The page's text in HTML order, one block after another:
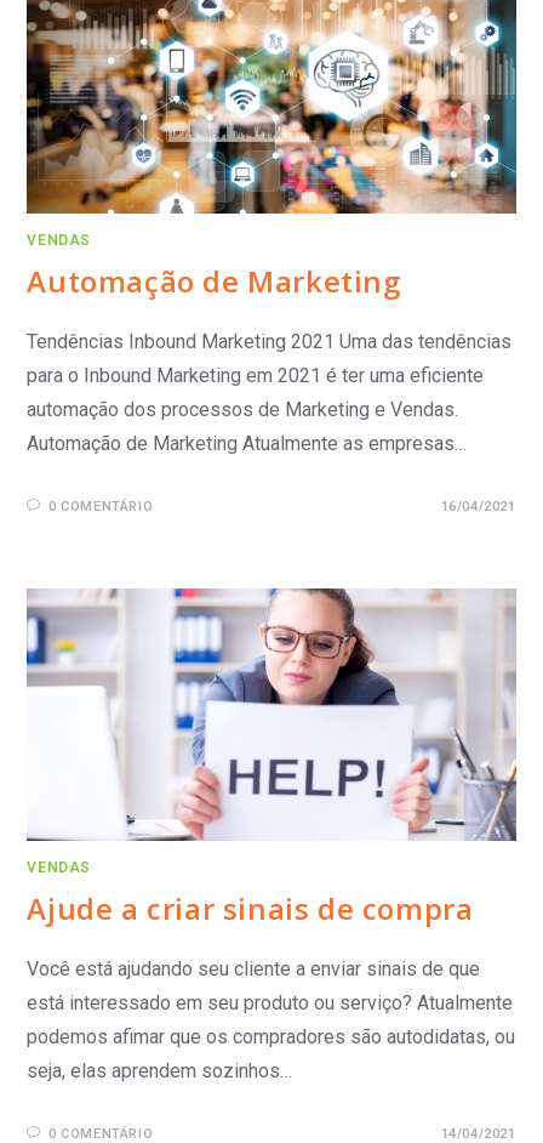
VENDAS
Automação de Marketing
Tendências Inbound Marketing 2021 Uma das tendências
para o Inbound Marketing em 2021 é ter uma eficiente
automação dos processos de Marketing e Vendas.
Automação de Marketing Atualmente as empresas…
0 COMENTÁRIO 16/04/2021
VENDAS
Ajude a criar sinais de compra
Você está ajudando seu cliente a enviar sinais de que
está interessado em seu produto ou serviço? Atualmente
podemos afimar que os compradores são autodidatas, ou
seja, elas aprendem sozinhos…
0 COMENTÁRIO 14/04/2021